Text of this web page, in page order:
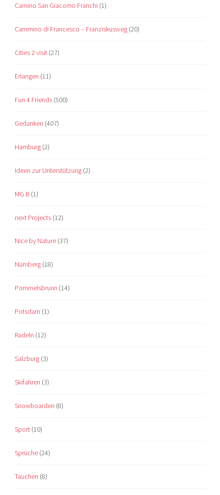
Camino San Giacomo Franchi (1)
Cammino di Francesco – Franziskusweg (20)
Cities 2 visit (27)
Erlangen (11)
Fun 4 Friends (500)
Gedanken (407)
Hamburg (2)
Ideen zur Unterstützung (2)
MG B (1)
next Projects (12)
Nice by Nature (37)
Nürnberg (18)
Pommelsbrunn (14)
Potsdam (1)
Radeln (12)
Salzburg (3)
Skifahren (3)
Snowboarden (8)
Sport (10)
Sprüche (24)
Tauchen (8)